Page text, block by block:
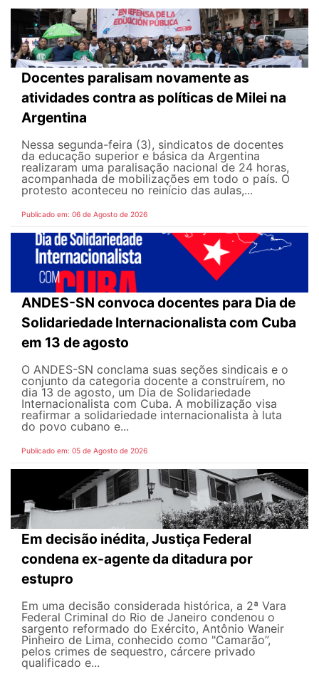
Docentes paralisam novamente as
atividades contra as políticas de Milei na
Argentina
Nessa segunda-feira (3), sindicatos de docentes
da educação superior e básica da Argentina
realizaram uma paralisação nacional de 24 horas,
acompanhada de mobilizações em todo o país. O
protesto aconteceu no reinício das aulas,...
Publicado em: 06 de Agosto de 2026
ANDES-SN convoca docentes para Dia de
Solidariedade Internacionalista com Cuba
em 13 de agosto
O ANDES-SN conclama suas seções sindicais e o
conjunto da categoria docente a construírem, no
dia 13 de agosto, um Dia de Solidariedade
Internacionalista com Cuba. A mobilização visa
reafirmar a solidariedade internacionalista à luta
do povo cubano e...
Publicado em: 05 de Agosto de 2026
Em decisão inédita, Justiça Federal
condena ex-agente da ditadura por
estupro
Em uma decisão considerada histórica, a 2ª Vara
Federal Criminal do Rio de Janeiro condenou o
sargento reformado do Exército, Antônio Waneir
Pinheiro de Lima, conhecido como "Camarão”,
pelos crimes de sequestro, cárcere privado
qualificado e...